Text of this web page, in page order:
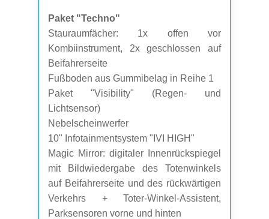
Paket "Techno"
Stauraumfächer: 1x offen vor
Kombiinstrument, 2x geschlossen auf
Beifahrerseite
Fußboden aus Gummibelag in Reihe 1
Paket "Visibility" (Regen- und
Lichtsensor)
Nebelscheinwerfer
10" Infotainmentsystem "IVI HIGH"
Magic Mirror: digitaler Innenrückspiegel
mit Bildwiedergabe des Totenwinkels
auf Beifahrerseite und des rückwärtigen
Verkehrs + Toter-Winkel-Assistent,
Parksensoren vorne und hinten